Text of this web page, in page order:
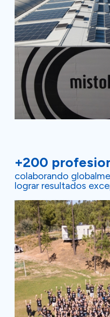
+200
colaborando
lograr resultados